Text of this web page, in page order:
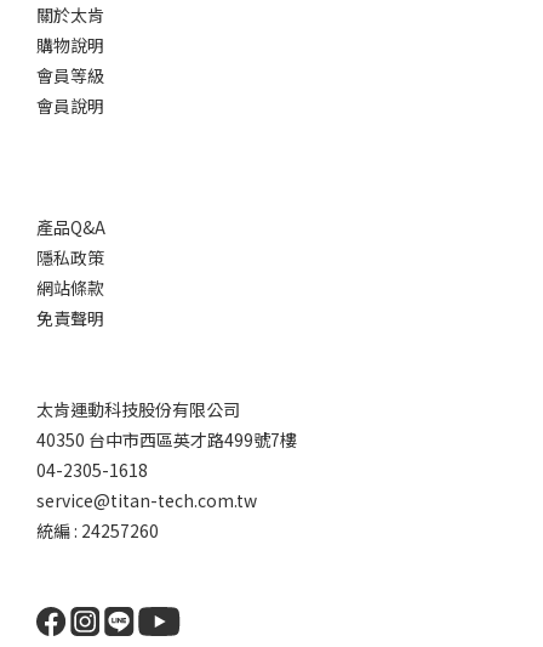
關於太肯
購物說明
會員等級
會員說明
產品Q&A
隱私政策
網站條款
免責聲明
太肯運動科技股份有限公司
40350 台中市西區英才路499號7樓
04-2305-1618
service@titan-tech.com.tw
統編 : 24257260